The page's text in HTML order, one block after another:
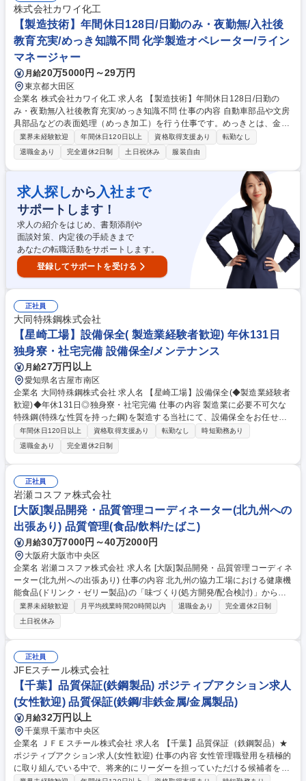
品・製鉄機材等の専門商社/月残業平均10～20h程
株式会社カワイ化工
【製造技術】年間休日128日/日勤のみ・夜勤無/入社後
教育充実/めっき知識不問 化学製造オペレーター/ライン
マネージャー
月給20万5000円～29万円
東京都大田区
企業名 株式会社カワイ化工 求人名 【製造技術】年間休日128日/日勤の
み・夜勤無/入社後教育充実/めっき知識不問 仕事の内容 自動車部品や文房
具部品などの表面処理（めっき加工）を行う仕事です。めっきとは、金属
の表面に薄い金属の膜をつけることで、サビを防いだり、耐久性や見た目
を向上させたりする技術です。 具体的には、専用の治具（金属製の掛け
具）に取り付けられた製品を洗浄し、薬品や電気を使用して表面処理を行
います。作業は決められた手順に沿って進めるため、未経験の方でも安心
して始められます。 入社後は先輩社員によるOJTで丁寧に指導します。ま
た、社内勉強会や資格取得支援制度も充実しており、ものづくりに関する
知識や技術を身につけることができます。 募集職種 【製造技術】年間休
日128日/日勤のみ・夜勤無/入社後教育充実/めっき知識不問
業界未経験歓迎 年間休日120日以上 資格取得支援あり
転勤なし
退職金あり
完全週休2日制 土日祝休み 服装自由
求人探しから 入社まで
サポートします！
求人の紹介をはじめ、書類添削や
面談対策、内定後の手続きまで
あなたの転職活動をサポートします。
登録してサポートを受ける
正社員
大同特殊鋼株式会社
【星崎工場】設備保全( 製造業経験者歓迎) 年休131日
独身寮・社宅完備 設備保全/メンテナンス
月給27万円以上
愛知県名古屋市南区
企業名 大同特殊鋼株式会社 求人名 【星崎工場】設備保全(◆製造業経験者
歓迎)◆年休131日◎独身寮・社宅完備 仕事の内容 製造業に必要不可欠な
特殊鋼(特殊な性質を持った鋼)を製造する当社にて、設備保全をお任せし
ます。★未経験から大手メーカーの設備保全に挑戦できます！手に職をつ
けたい方、市場価値を高めたい方ご応募ください！ 【主業務】■特殊鋼の
製造設備(工業炉など)のメンテナンス、定期点検をメインにお任せしま
す。 【手に職をつけられます！】近年、労働人口が減少する中でより製造
の自動化が注目されている中、機械のメンテナンスができる方の市場価値
が非常に高まっております。ぜひ大手メーカーの設備保全へ挑戦を！ 【育
成】入社後は専属の育成担当制や、自己啓発の費用負担、社内の教育プロ
グラムなど様々な育成を用意しております！ 募集職種 【星崎工場】設備
保全(◆製造業経験者歓迎)◆年休131日◎独身寮・社宅完備
年間休日120日以上 資格取得支援あり 転勤なし
時短勤務あり
退職金あり
完全週休2日制
正社員
岩瀬コスファ株式会社
[大阪]製品開発・品質管理コーディネーター(北九州への
出張あり) 品質管理(食品/飲料/たばこ)
月給30万7000円～40万2000円
大阪府大阪市中央区
企業名 岩瀬コスファ株式会社 求人名 [大阪]製品開発・品質管理コーディネ
ーター(北九州への出張あり) 仕事の内容 北九州の協力工場における健康機
能食品(ドリンク・ゼリー製品)の「味づくり(処方開発/配合検討)」から
「量産対応(品質管理)」までモノづくりの上流工程/製造の現場に幅広く携
わって頂くポジションです。 ■工場での技術指導・品質管理：北九州工場
への出張(月の大半)を通じた現場教育・品質管理。 ■処方開発(配合検討)・
見積作成：ドリンク・ゼリー製品の処方開発(配合検討)・原価計算～見積
作成 【採用背景】様々な原料を知り尽くす商社として、原料提案～OEM
製造までできる体制を作ることで新たなビジネスを獲得・強化したい。 募
集職種 [大阪]製品開発・品質管理コーディネーター(北九州への出張あり)
業界未経験歓迎 月平均残業時間20時間以内 退職金あり
完全週休2日制
土日祝休み
正社員
JFEスチール株式会社
【千葉】品質保証(鉄鋼製品) ポジティブアクション求人
(女性歓迎) 品質保証(鉄鋼/非鉄金属/金属製品)
月給32万円以上
千葉県千葉市中央区
企業名 ＪＦＥスチール株式会社 求人名 【千葉】品質保証（鉄鋼製品）★
ポジティブアクション求人(女性歓迎) 仕事の内容 女性管理職登用を積極的
に取り組んでいる中で、将来的にリーダーを担っていただける候補者を募